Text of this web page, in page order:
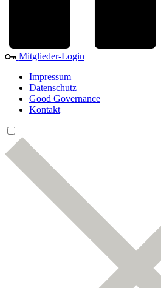
Mitglieder-Login
Impressum
Datenschutz
Good Governance
Kontakt